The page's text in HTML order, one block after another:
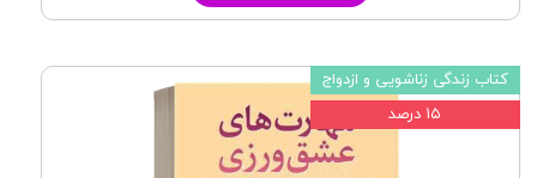
کتاب زندگی زناشویی و ازدواج
۱۵ درصد